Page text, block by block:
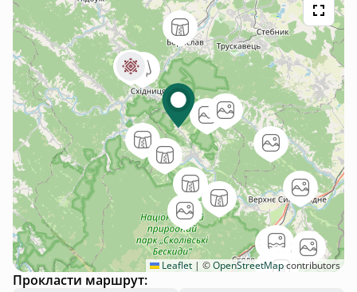
Leaflet | ©OpenStreetMapcontributors
Прокласти маршрут: